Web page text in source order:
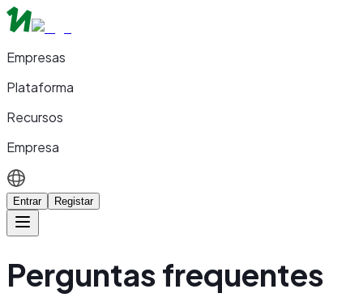
Empresas
Plataforma
Recursos
Empresa
Entrar Registar
Perguntas frequentes